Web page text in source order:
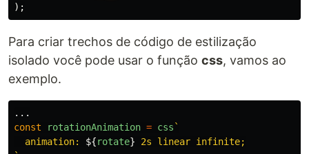
);
Para criar trechos de código de estilização
isolado você pode usar o função css, vamos ao
exemplo.
...
const
rotationAnimation = css`
  animation:
${rotate} 2s linear infinite;